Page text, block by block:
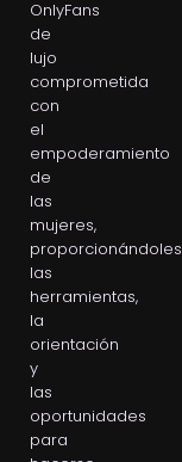
OnlyFans
de
lujo
comprometida
con
el
empoderamiento
de
las
mujeres,
proporcionándoles
las
herramientas,
la
orientación
y
las
oportunidades
para